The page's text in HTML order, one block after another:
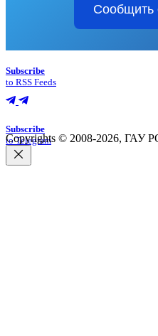
Сообщить
Subscribe
to RSS Feeds
Subscribe
to Telegram
Copyrights © 2008-2026, ГАУ